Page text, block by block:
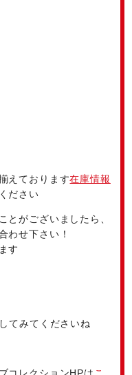
えております在庫情報
ださい
とがございましたら、
わせ下さい！
す
てみてくださいね
コレクションHPは こ